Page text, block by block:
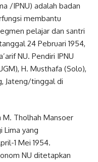
/IPNU) adalah badan
membantu
pelajar dan santri
24 Pebruari 1954,
NU. Pendiri IPNU
H. Musthafa (Solo),
Jateng/tinggal di
M. Tholhah Mansoer
Lima yang
1 Mei 1954.
NU ditetapkan